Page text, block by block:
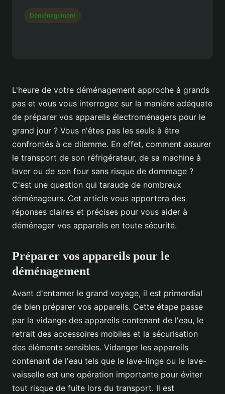
L'heure de votre déménagement approche à grands
pas et vous vous interrogez sur la manière adéquate
de préparer vos appareils électroménagers pour le
grand jour ? Vous n'êtes pas les seuls à être
confrontés à ce dilemme. En effet, comment assurer
le transport de son réfrigérateur, de sa machine à
laver ou de son four sans risque de dommage ?
C'est une question qui taraude de nombreux
déménageurs. Cet article vous apportera des
réponses claires et précises pour vous aider à
déménager vos appareils en toute sécurité.
Préparer vos appareils pour le
déménagement
Avant d'entamer le grand voyage, il est primordial
de bien préparer vos appareils. Cette étape passe
par la vidange des appareils contenant de l'eau, le
retrait des accessoires mobiles et la sécurisation
des éléments sensibles. Vidanger les appareils
contenant de l'eau tels que le lave-linge ou le lave-
vaisselle est une opération importante pour éviter
tout risque de fuite lors du transport. Il est
Déménagement